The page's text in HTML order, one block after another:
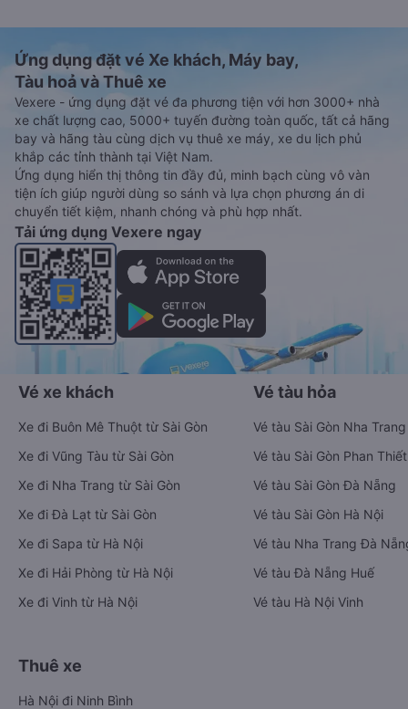
Ứng dụng đặt vé Xe khách, Máy bay,
Tàu hoả và Thuê xe
Vexere - ứng dụng đặt vé đa phương tiện với hơn 3000+ nhà
xe chất lượng cao, 5000+ tuyến đường toàn quốc, tất cả hãng
bay và hãng tàu cùng dịch vụ thuê xe máy, xe du lịch phủ
khắp các tỉnh thành tại Việt Nam.
Ứng dụng hiển thị thông tin đầy đủ, minh bạch cùng vô vàn
tiện ích giúp người dùng so sánh và lựa chọn phương án di
chuyển tiết kiệm, nhanh chóng và phù hợp nhất.
Tải ứng dụng Vexere ngay
Vé xe khách
Xe đi Buôn Mê Thuột từ Sài Gòn
Xe đi Vũng Tàu từ Sài Gòn
Xe đi Nha Trang từ Sài Gòn
Xe đi Đà Lạt từ Sài Gòn
Xe đi Sapa từ Hà Nội
Xe đi Hải Phòng từ Hà Nội
Xe đi Vinh từ Hà Nội
Vé tàu hỏa
Vé tàu Sài Gòn Nha Trang
Vé tàu Sài Gòn Phan Thiết
Vé tàu Sài Gòn Đà Nẵng
Vé tàu Sài Gòn Hà Nội
Vé tàu Nha Trang Đà
Vé tàu Đà Nẵng Huế
Vé tàu Hà Nội Vinh
Thuê xe
Hà Nội đi Ninh Bình